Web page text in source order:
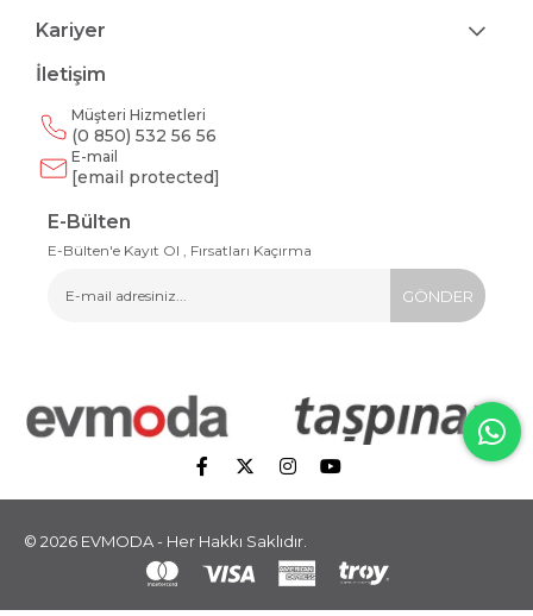
Kariyer
İletişim
Müşteri Hizmetleri
(0 850) 532 56 56
E-mail
[email protected]
E-Bülten
E-Bülten'e Kayıt Ol , Fırsatları Kaçırma
GÖNDER
© 2026 EVMODA - Her Hakkı Saklıdır.